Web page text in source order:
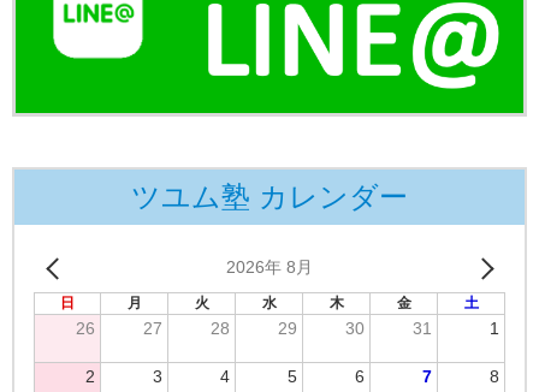
ツユム塾 カレンダー
2026年 8月
日 月 火 水 木 金 土
26 27 28 29 30 31 1
2 3 4 5 6 7 8